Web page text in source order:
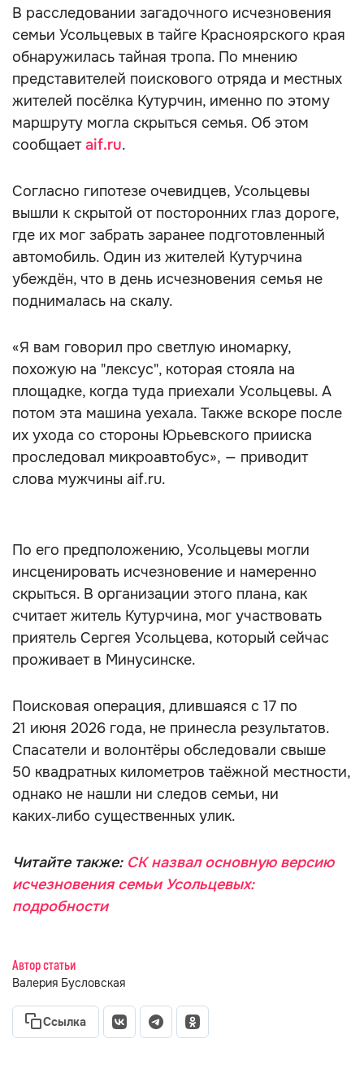
В расследовании загадочного исчезновения
семьи Усольцевых в тайге Красноярского края
обнаружилась тайная тропа. По мнению
представителей поискового отряда и местных
жителей посёлка Кутурчин, именно по этому
маршруту могла скрыться семья. Об этом
сообщаетaif.ru.
Согласно гипотезе очевидцев, Усольцевы
вышли к скрытой от посторонних глаз дороге,
где их мог забрать заранее подготовленный
автомобиль. Один из жителей Кутурчина
убеждён, что в день исчезновения семья не
поднималась на скалу.
«Я вам говорил про светлую иномарку,
похожую на "лексус", которая стояла на
площадке, когда туда приехали Усольцевы. А
потом эта машина уехала. Также вскоре после
их ухода со стороны Юрьевского прииска
проследовал микроавтобус», — приводит
слова мужчины aif.ru.
По его предположению, Усольцевы могли
инсценировать исчезновение и намеренно
скрыться. В организации этого плана, как
считает житель Кутурчина, мог участвовать
приятель Сергея Усольцева, который сейчас
проживает в Минусинске.
Поисковая операция, длившаяся с 17 по
21 июня 2026 года, не принесла результатов.
Спасатели и волонтёры обследовали свыше
50 квадратных километров таёжной местности,
однако не нашли ни следов семьи, ни
каких‑либо существенных улик.
Читайте также: СК назвал основную версию
исчезновения семьи Усольцевых:
подробности
Автор статьи
Валерия Бусловская
Ссылка